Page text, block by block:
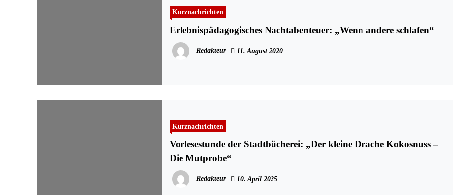
Kurznachrichten
Erlebnispädagogisches Nachtabenteuer: „Wenn andere schlafen“
Redakteur 11. August 2020
Kurznachrichten
Vorlesestunde der Stadtbücherei: „Der kleine Drache Kokosnuss –
Die Mutprobe“
Redakteur 10. April 2025